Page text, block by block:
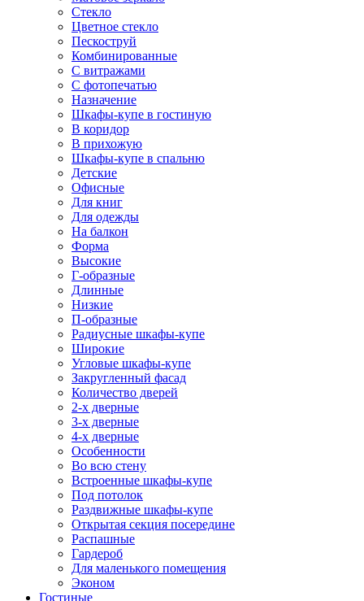
Стекло
Цветное стекло
Пескоструй
Комбинированные
С витражами
С фотопечатью
Назначение
Шкафы-купе в гостиную
В коридор
В прихожую
Шкафы-купе в спальню
Детские
Офисные
Для книг
Для одежды
На балкон
Форма
Высокие
Г-образные
Длинные
Низкие
П-образные
Радиусные шкафы-купе
Широкие
Угловые шкафы-купе
Закругленный фасад
Количество дверей
2-х дверные
3-х дверные
4-х дверные
Особенности
Во всю стену
Встроенные шкафы-купе
Под потолок
Раздвижные шкафы-купе
Открытая секция посередине
Распашные
Гардероб
Для маленького помещения
Эконом
Гостиные